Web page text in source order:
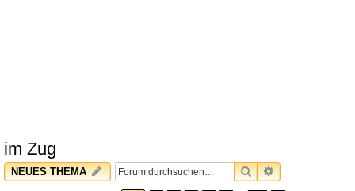
im Zug
NEUES THEMA SUCHEERWEITERTE